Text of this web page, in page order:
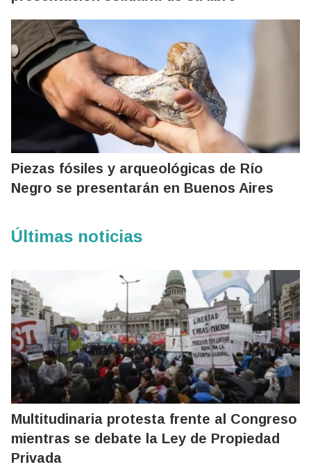
Piezas fósiles y arqueológicas de Río
Negro se presentarán en Buenos Aires
Últimas noticias
Multitudinaria protesta frente al Congreso
mientras se debate la Ley de Propiedad
Privada